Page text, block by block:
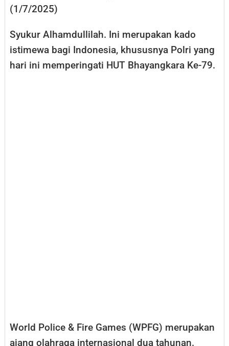
(1/7/2025)
Syukur Alhamdullilah. Ini merupakan kado
istimewa bagi Indonesia, khususnya Polri yang
hari ini memperingati HUT Bhayangkara Ke-79.
World Police & Fire Games (WPFG) merupakan
ajang olahraga internasional dua tahunan.